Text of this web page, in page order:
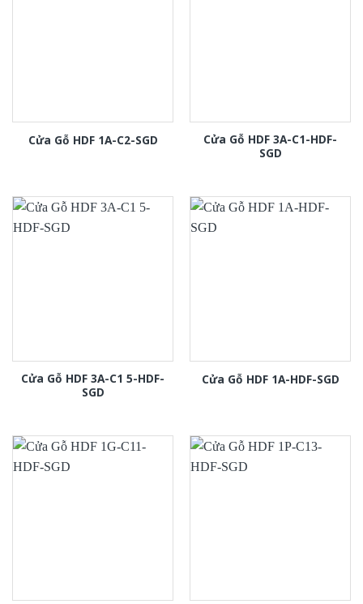
Cửa Gỗ HDF 1A-C2-SGD
Cửa Gỗ HDF 3A-C1-HDF-
SGD
Cửa Gỗ HDF 3A-C1 5-HDF-
SGD
Cửa Gỗ HDF 1A-HDF-SGD